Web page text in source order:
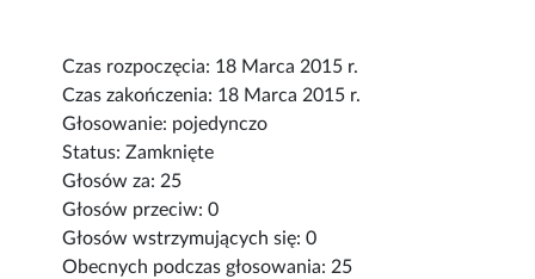
Czas rozpoczęcia: 18 Marca 2015 r.
Czas zakończenia: 18 Marca 2015 r.
Głosowanie: pojedynczo
Status: Zamknięte
Głosów za: 25
Głosów przeciw: 0
Głosów wstrzymujących się: 0
Obecnych podczas głosowania: 25